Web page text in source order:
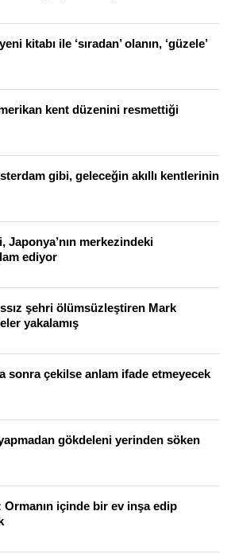
kitabı ile ‘sıradan’ olanın, ‘güzele’
kent düzenini resmettiği
gibi, geleceğin akıllı kentlerinin
Japonya’nın merkezindeki
ediyor
şehri ölümsüzleştiren Mark
yakalamış
sonra çekilse anlam ifade etmeyecek
gökdeleni yerinden söken
Ormanın içinde bir ev inşa edip